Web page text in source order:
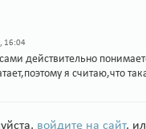
16:04
действительно
я считаю,что
войдите на сайт,